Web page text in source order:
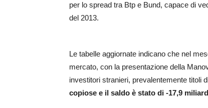
per lo spread tra Btp e Bund, capace di
del 2013.
Le tabelle aggiornate indicano che nel
mercato, con la presentazione della
investitori stranieri, prevalentemente titoli
copiose e il saldo è stato di -17,9